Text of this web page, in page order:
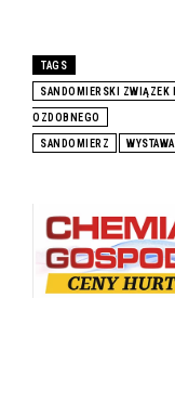
TAGS
SANDOMIERSKI ZWIĄZEK
OZDOBNEGO
SANDOMIERZ